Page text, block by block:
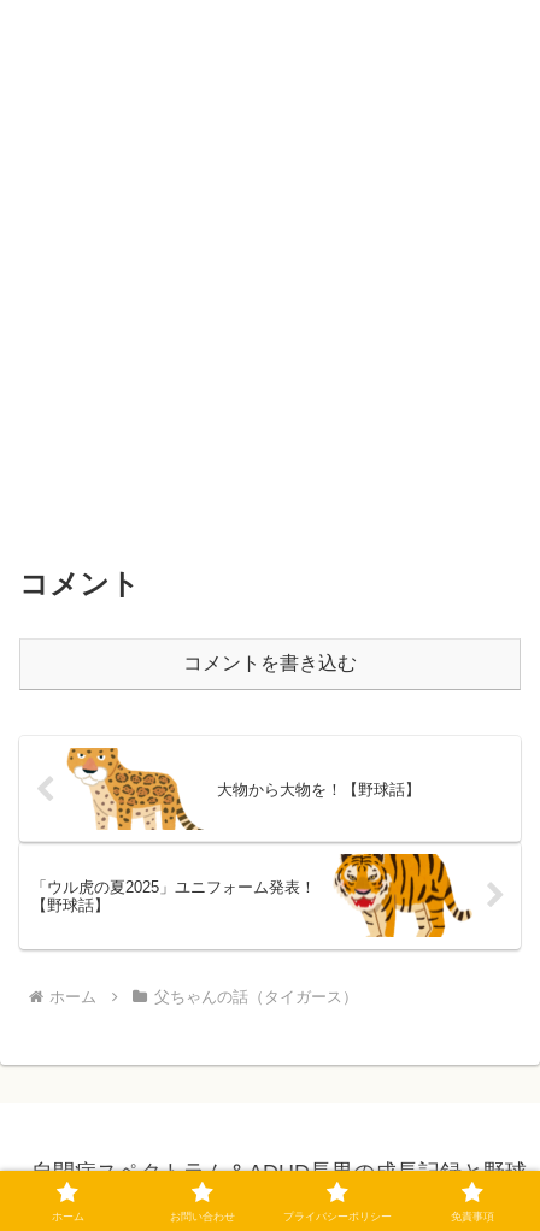
コメント
コメントを書き込む
大物から大物を！【野球話】
「ウル虎の夏2025」ユニフォーム発表！
【野球話】
ホーム 父ちゃんの話（タイガース）
自閉症スペクトラム＆ADHD長男の成長記録と野球
ホーム お問い合わせ プライバシーポリシー 免責事項